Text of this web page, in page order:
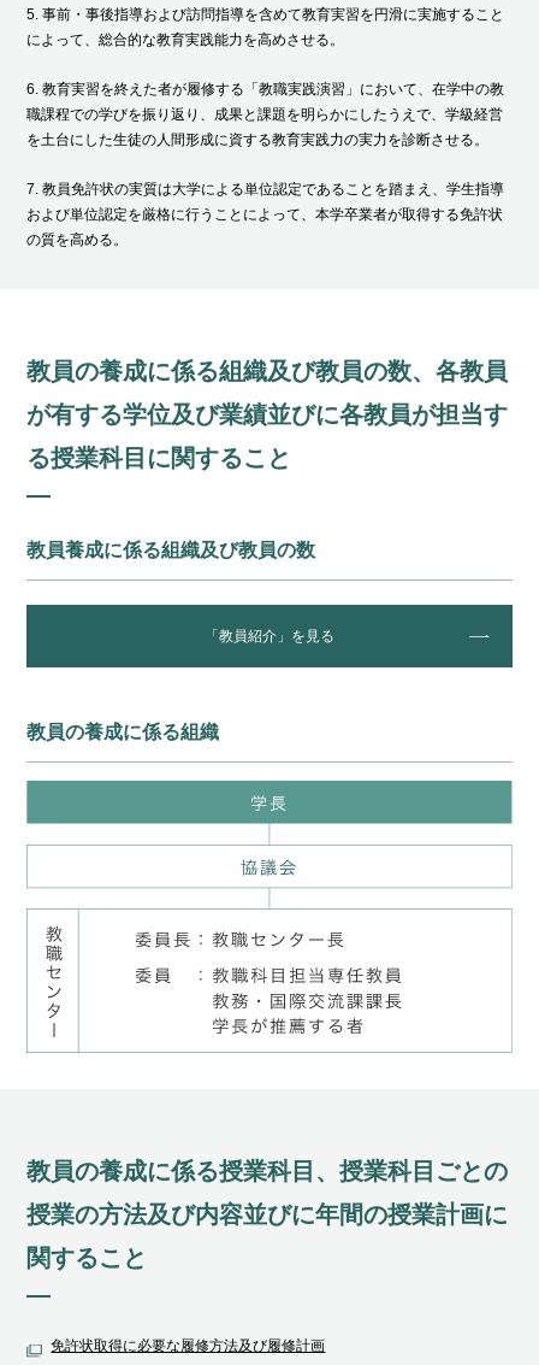
5. 事前・事後指導および訪問指導を含めて教育実習を円滑に実施すること
によって、総合的な教育実践能⼒を⾼めさせる。
6. 教育実習を終えた者が履修する「教職実践演習」において、在学中の教
職課程での学びを振り返り、成果と課題を明らかにしたうえで、学級経営
を⼟台にした⽣徒の⼈間形成に資する教育実践⼒の実⼒を診断させる。
7. 教員免許状の実質は⼤学による単位認定であることを踏まえ、学⽣指導
および単位認定を厳格に⾏うことによって、本学卒業者が取得する免許状
の質を⾼める。
教員の養成に係る組織及び教員の数、各教員
が有する学位及び業績並びに各教員が担当す
る授業科⽬に関すること
教員養成に係る組織及び教員の数
「教員紹介」を⾒る
教員の養成に係る組織
教員の養成に係る授業科⽬、授業科⽬ごとの
授業の⽅法及び内容並びに年間の授業計画に
関すること
免許状取得に必要な履修⽅法及び履修計画